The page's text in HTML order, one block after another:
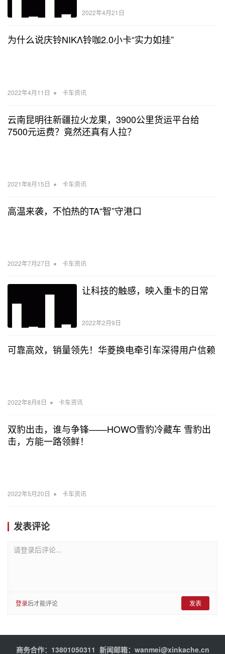
2022年4月21日
为什么说庆铃NIKΛ铃咖2.0小卡“实力如挂”
2022年4月11日 • 卡车资讯
云南昆明往新疆拉火龙果，3900公里货运平台给
7500元运费？竟然还真有人拉？
2021年8月15日 • 卡车资讯
高温来袭，不怕热的TA“智”守港口
2022年7月27日 • 卡车资讯
让科技的触感，映入重卡的日常
2022年2月9日
可靠高效，销量领先！华菱换电牵引车深得用户信赖
2022年8月8日 • 卡车资讯
双豹出击，谁与争锋——HOWO雪豹冷藏车 雪豹出
击，方能一路领鲜！
2022年5月20日 • 卡车资讯
发表评论
请登录后评论...
登录后才能评论 发表
商务合作：13801050311 新闻邮箱：wanmei@xinkache.cn